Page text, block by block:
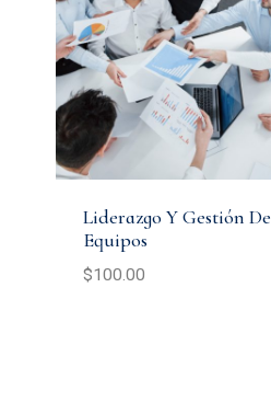
Liderazgo Y Gestión De
Equipos
$100.00